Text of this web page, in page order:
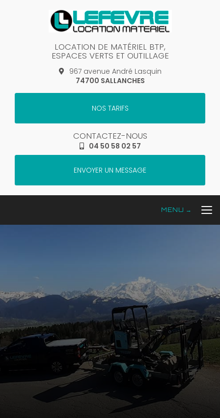
LOCATION DE MATÉRIEL BTP,
ESPACES VERTS ET OUTILLAGE
967 avenue André Lasquin
74700 SALLANCHES
NOS TARIFS
CONTACTEZ-NOUS
04 50 58 02 57
ENVOYER UN MESSAGE